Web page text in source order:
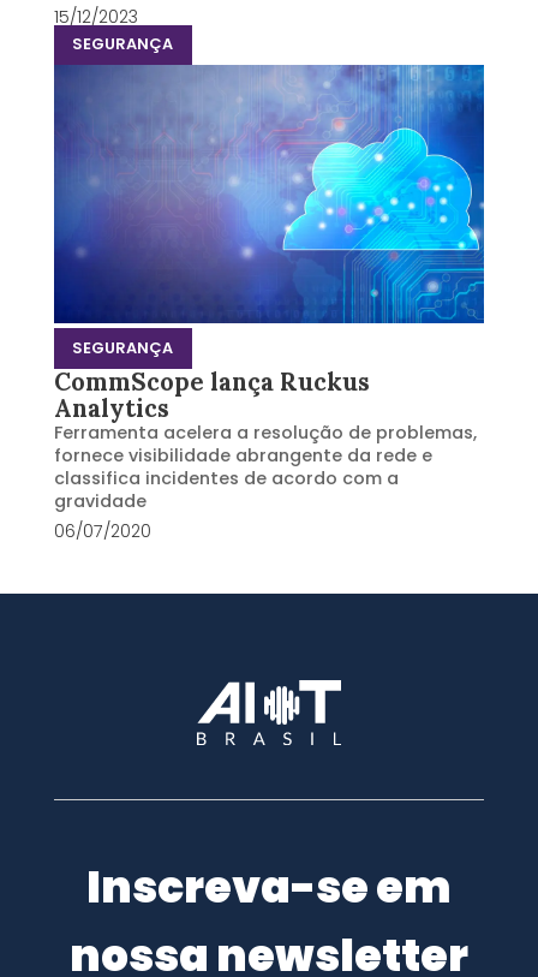
15/12/2023
SEGURANÇA
SEGURANÇA
CommScope lança Ruckus
Analytics
Ferramenta acelera a resolução de problemas,
fornece visibilidade abrangente da rede e
classifica incidentes de acordo com a
gravidade
06/07/2020
Inscreva-se em
nossa newsletter